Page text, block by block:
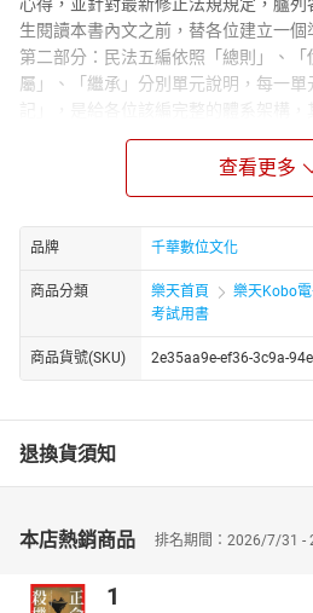
生閱讀本書內文之前，替各位建立一個
第二部分：民法五編依照「總則」、
屬」、「繼承」分別單元說明，每一
記」，是給各位該編完整的體系架構，
具代表性的測驗題型以及申論題型給各
廣度兼具，且具有代表性的題型，並且
加深各位考生的記憶，以便在考場上能
年修法重點、民法物權及親屬繼承重要
釋精選系統整編，希望能幫助考生節
對重要實務內容部分有以黑體字加粗
三單元則是針對近年試題解析，目的在
題！。四、隨書附贈線上24小時學習
習效果佳，隨時隨地自我評量，從實戰
查看更多
品牌 千華數位文化
商品分類 樂天首頁 樂天Kobo
考試用書
商品貨號(SKU) 2e35aa9e-ef36-3c9a-
退換貨須知
本店熱銷商品 排名期間：2026/7/31 -
1